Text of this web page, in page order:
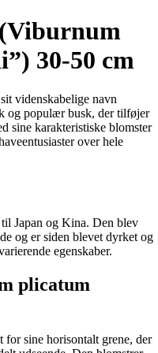
30-50 cm
videnskabelige navn
og populær busk, der tilføjer
sine karakteristiske blomster
over hele
Japan og Kina. Den blev
og er siden blevet dyrket og
egenskaber.
plicatum
for sine horisontalt grene, der